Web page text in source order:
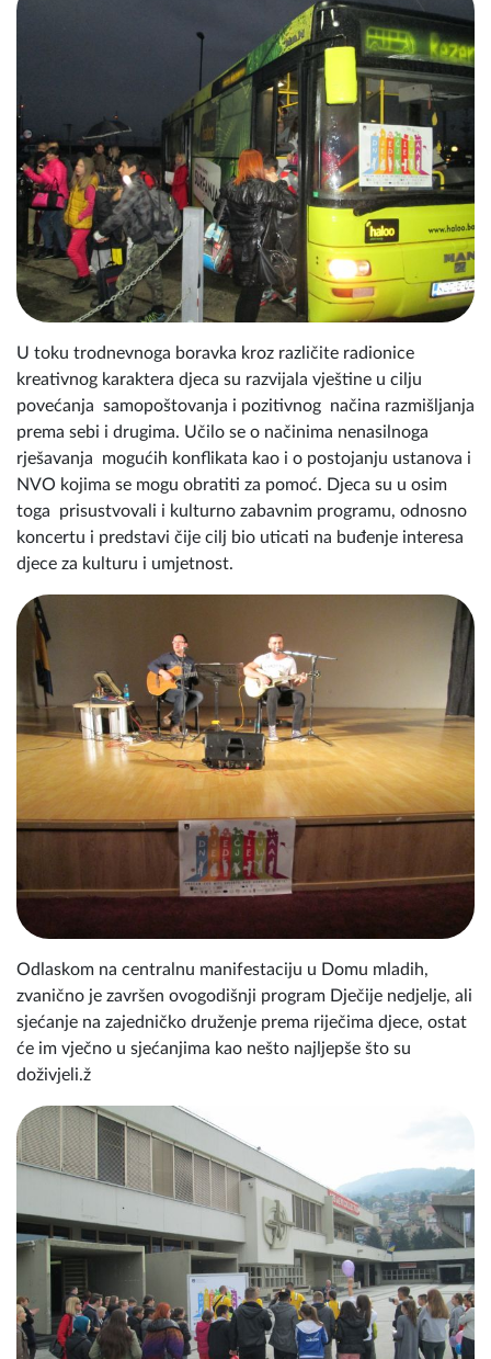
U toku trodnevnoga boravka kroz različite radionice
kreativnog karaktera djeca su razvijala vještine u cilju
povećanja samopoštovanja i pozitivnog načina razmišljanja
prema sebi i drugima. Učilo se o načinima nenasilnoga
rješavanja mogućih konflikata kao i o postojanju ustanova i
NVO kojima se mogu obratiti za pomoć. Djeca su u osim
toga prisustvovali i kulturno zabavnim programu, odnosno
koncertu i predstavi čije cilj bio uticati na buđenje interesa
djece za kulturu i umjetnost.
Odlaskom na centralnu manifestaciju u Domu mladih,
zvanično je završen ovogodišnji program Dječije nedjelje, ali
sjećanje na zajedničko druženje prema riječima djece, ostat
će im vječno u sjećanjima kao nešto najljepše što su
doživjeli.ž